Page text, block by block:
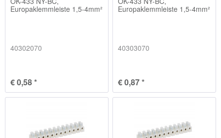
Europaklemmleiste 1,5-4mm²
40302070
€ 0,58 *
Europaklemmleiste 1,5-4mm²
40303070
€ 0,87 *